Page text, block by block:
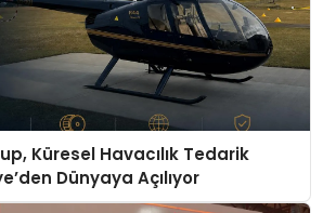
Küresel Havacılık Tedarik
Dünyaya Açılıyor